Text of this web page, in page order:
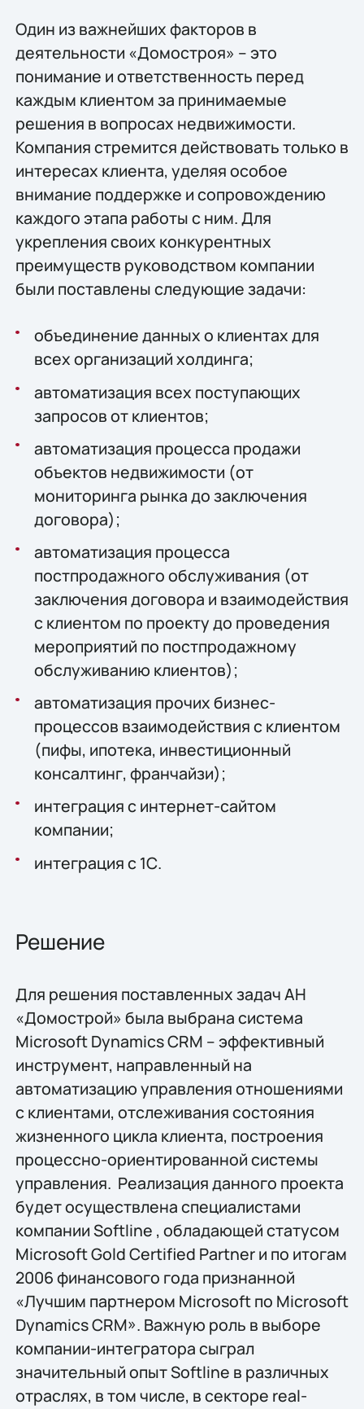
Один из важнейших факторов в
деятельности «Домостроя» – это
понимание и ответственность перед
каждым клиентом за принимаемые
решения в вопросах недвижимости.
Компания стремится действовать только в
интересах клиента, уделяя особое
внимание поддержке и сопровождению
каждого этапа работы с ним. Для
укрепления своих конкурентных
преимуществ руководством компании
были поставлены следующие задачи:
объединение данных о клиентах для
всех организаций холдинга;
автоматизация всех поступающих
запросов от клиентов;
автоматизация процесса продажи
объектов недвижимости (от
мониторинга рынка до заключения
договора);
автоматизация процесса
постпродажного обслуживания (от
заключения договора и взаимодействия
с клиентом по проекту до проведения
мероприятий по постпродажному
обслуживанию клиентов);
автоматизация прочих бизнес-
процессов взаимодействия с клиентом
(пифы, ипотека, инвестиционный
консалтинг, франчайзи);
интеграция с интернет-сайтом
компании;
интеграция с 1С.
Решение
Для решения поставленных задач АН
«Домострой» была выбрана система
Microsoft Dynamics CRM – эффективный
инструмент, направленный на
автоматизацию управления отношениями
с клиентами, отслеживания состояния
жизненного цикла клиента, построения
процессно-ориентированной системы
управления. Реализация данного проекта
будет осуществлена специалистами
компании Softline , обладающей статусом
Microsoft Gold Certified Partner и по итогам
2006 финансового года признанной
«Лучшим партнером Microsoft по Microsoft
Dynamics CRM». Важную роль в выборе
компании-интегратора сыграл
значительный опыт Softline в различных
отраслях, в том числе, в секторе real-